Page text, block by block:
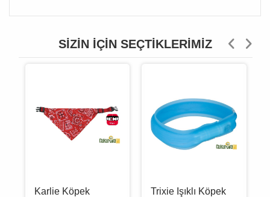
SIZIN İÇIN SEÇTIKLERIMIZ
Karlie Köpek
Trixie Işıklı Köpek